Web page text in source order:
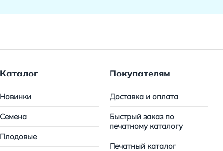
Каталог
Новинки
Семена
Плодовые
Покупателям
Доставка и оплата
Быстрый заказ по
печатному каталогу
Печатный каталог